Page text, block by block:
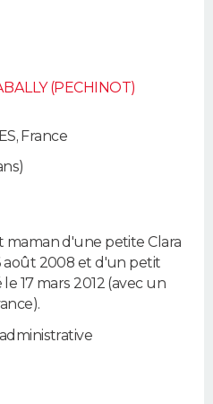
(PECHINOT)
, France
maman d'une petite Clara
août 2008 et d'un petit
le 17 mars 2012 (avec un